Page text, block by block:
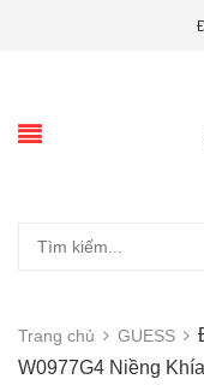
Trang chủ GUESS
W0977G4 Niềng